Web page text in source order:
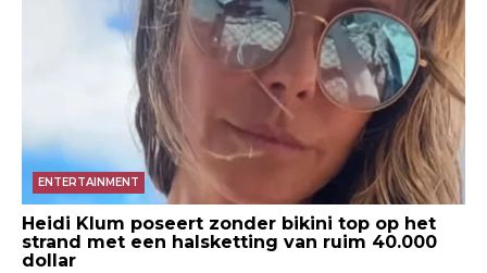
ENTERTAINMENT
Heidi Klum poseert zonder bikini top op het
strand met een halsketting van ruim 40.000
dollar